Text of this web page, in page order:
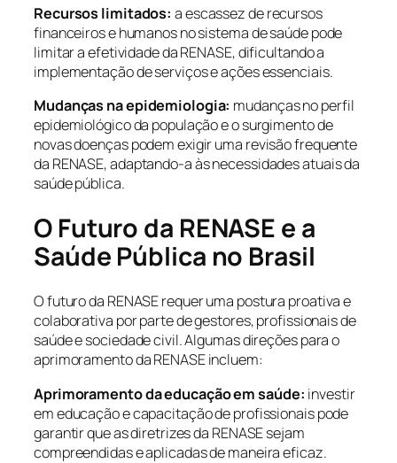
Recursos limitados: a escassez de recursos
financeiros e humanos no sistema de saúde pode
limitar a efetividade da RENASE, dificultando a
implementação de serviços e ações essenciais.
Mudanças na epidemiologia: mudanças no perfil
epidemiológico da população e o surgimento de
novas doenças podem exigir uma revisão frequente
da RENASE, adaptando-a às necessidades atuais da
saúde pública.
O Futuro da RENASE e a
Saúde Pública no Brasil
O futuro da RENASE requer uma postura proativa e
colaborativa por parte de gestores, profissionais de
saúde e sociedade civil. Algumas direções para o
aprimoramento da RENASE incluem:
Aprimoramento da educação em saúde: investir
em educação e capacitação de profissionais pode
garantir que as diretrizes da RENASE sejam
compreendidas e aplicadas de maneira eficaz.